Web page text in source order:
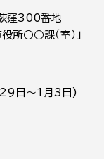
窪300番地
所○○課（室）」
29日～1月3日)